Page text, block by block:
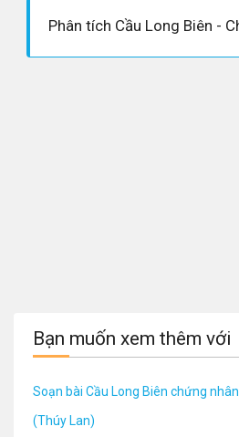
Bạn muốn xem thêm với
Soạn bài Cầu Long Biên chứng
(Thúy Lan)